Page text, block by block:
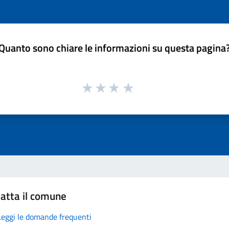
sono chiare le informazioni su questa
il comune
le domande frequenti